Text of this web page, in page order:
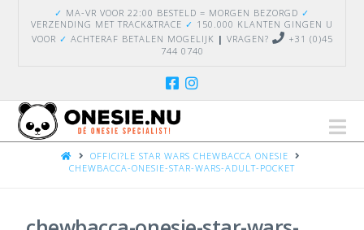
✓ MA-VR VOOR 22:00 BESTELD = MORGEN BEZORGD ✓
VERZENDING MET TRACK&TRACE ✓ 150.000 KLANTEN GINGEN U
VOOR ✓ ACHTERAF BETALEN MOGELIJK | VRAGEN?
+31 (0)45
744 0740
HOMEOFFICI?LE STAR WARS CHEWBACCA ONESIE
CHEWBACCA-ONESIE-STAR-WARS-ADULT-POCKET